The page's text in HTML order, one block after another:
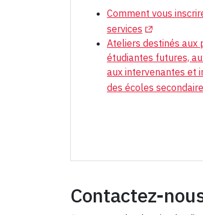
Comment vous
services (Opens in a
Ateliers destinés aux
étudiantes futures,
aux intervenantes et
des écoles
Contactez-